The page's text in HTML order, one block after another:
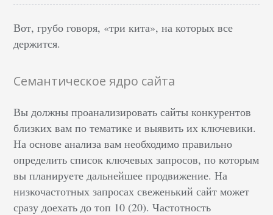
Вот, грубо говоря, «три кита», на которых все
держится.
Семантическое ядро сайта
Вы должны проанализировать сайты конкурентов
близких вам по тематике и выявить их ключевики.
На основе анализа вам необходимо правильно
определить список ключевых запросов, по которым
вы планируете дальнейшее продвижение. На
низкочастотных запросах свеженький сайт может
сразу доехать до топ 10 (20). Частотность